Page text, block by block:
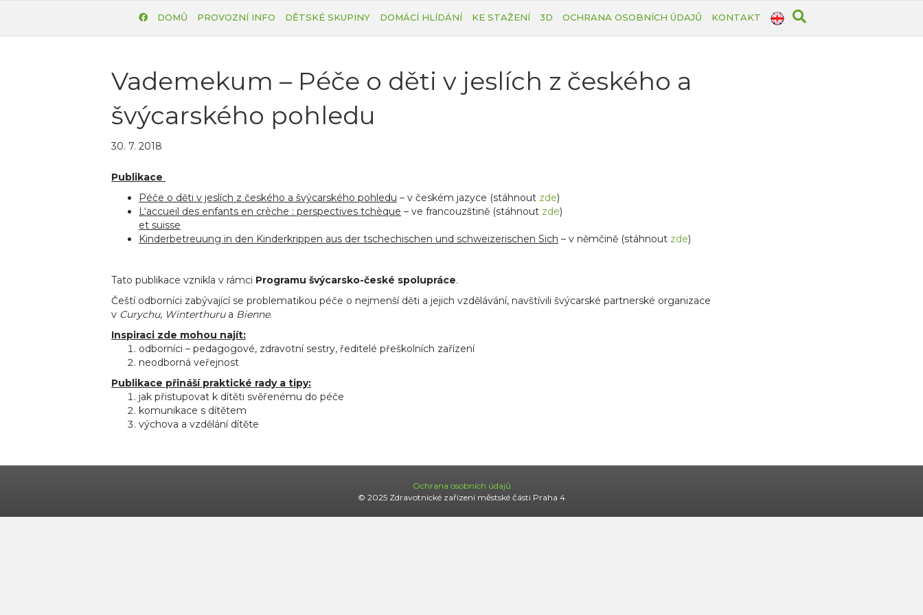
DOMŮ PROVOZNÍ INFO DĚTSKÉ SKUPINY DOMÁCÍ HLÍDÁNÍ KE STAŽENÍ 3D OCHRANA OSOBNÍCH ÚDAJŮ KONTAKT
Vademekum – Péče o děti v jeslích z českého a
švýcarského pohledu
30. 7. 2018
Publikace
Péče o děti v jeslích z českého a švýcarského pohledu – v českém jazyce (stáhnout zde)
L‘accueil des enfants en crèche : perspectives tchèque – ve francouzštině (stáhnout zde)
et suisse
Kinderbetreuung in den Kinderkrippen aus der tschechischen und schweizerischen Sich – v němčině (stáhnout zde)
Tato publikace vznikla v rámci Programu švýcarsko-české spolupráce.
Čeští odborníci zabývající se problematikou péče o nejmenší děti a jejich vzdělávání, navštívili švýcarské partnerské organizace
v Curychu, Winterthuru a Bienne.
Inspiraci zde mohou najít:
odborníci – pedagogové, zdravotní sestry, ředitelé přeškolních zařízení
neodborná veřejnost
Publikace přináší praktické rady a tipy:
jak přistupovat k dítěti svěřenému do péče
komunikace s dítětem
výchova a vzdělání dítěte
Ochrana osobních údajů
© 2025 Zdravotnické zařízení městské části Praha 4